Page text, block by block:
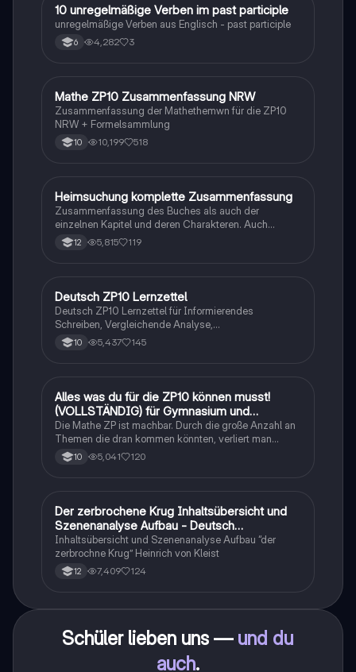
1 Englisch
10 unregelmäßige Verben im past participle
unregelmäßige Verben aus Englisch - past participle
6 4,282 3
Mathe
Mathe ZP10 Zusammenfassung NRW
Zusammenfassung der Mathethemwn für die ZP10
NRW + Formelsammlung
10 10,199 518
Deutsch
Heimsuchung komplette Zusammenfassung
Zusammenfassung des Buches als auch der
einzelnen Kapitel und deren Charakteren. Auch
tabellarisch. Im Unterricht ohne KI erstellt
12 5,815 119
Deutsch
Deutsch ZP10 Lernzettel
Deutsch ZP10 Lernzettel für Informierendes
Schreiben, Vergleichende Analyse,
Sachtexte/Roman/Gedicht..
10 5,437 145
Mathe
Alles was du für die ZP10 können musst!
(VOLLSTÄNDIG) für Gymnasium und
Realschule
Die Mathe ZP ist machbar. Durch die große Anzahl an
Themen die dran kommen könnten, verliert man
schnell den Überblick. Also habe ich von den kleinsten
Themen bis hin zu den größten alles
10 5,041 120
Deutsch
Der zerbrochene Krug Inhaltsübersicht und
Szenenanalyse Aufbau - Deutsch
Q1/Q2/Abitur
Inhaltsübersicht und Szenenanalyse Aufbau “der
zerbrochne Krug” Heinrich von Kleist
12 7,409 124
Schüler lieben uns — und du
auch.